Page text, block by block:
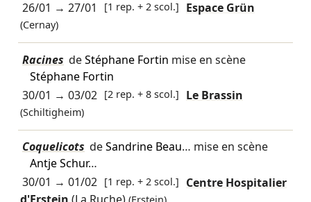
26/01 → 27/01 [1 rep. + 2 scol.] Espace Grün
(Cernay)
Racines deStéphane Fortin mise en scène
Stéphane Fortin
30/01 → 03/02 [2 rep. + 8 scol.] Le Brassin
(Schiltigheim)
Coquelicots deSandrine Beau… mise en scène
Antje Schur…
30/01 → 01/02 [1 rep. + 2 scol.]
Centre Hospitalier
d'Erstein (La Ruche) (Erstein)